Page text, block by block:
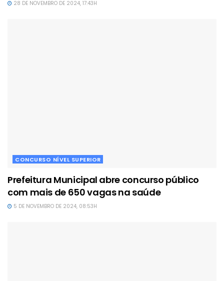
28 DE NOVEMBRO DE 2024, 17:43H
CONCURSO NÍVEL SUPERIOR
Prefeitura Municipal abre concurso público
com mais de 650 vagas na saúde
5 DE NOVEMBRO DE 2024, 08:53H